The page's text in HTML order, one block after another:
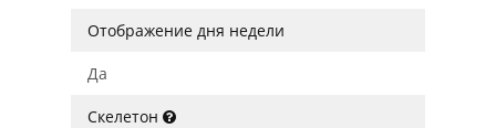
Отображение дня недели
Да
Скелетон